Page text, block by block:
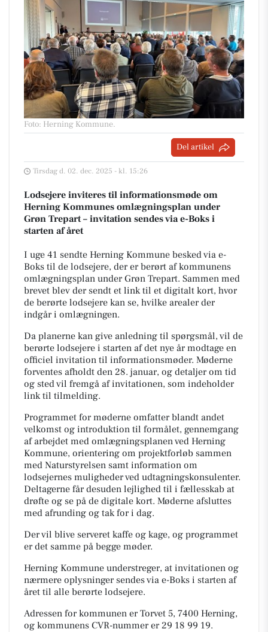
Foto: Herning Kommune.
Del artikel
Tirsdag d. 02. dec. 2025 - kl. 15:26
Lodsejere inviteres til informationsmøde om
Herning Kommunes omlægningsplan under
Grøn Trepart – invitation sendes via e-Boks i
starten af året
I uge 41 sendte Herning Kommune besked via e-
Boks til de lodsejere, der er berørt af kommunens
omlægningsplan under Grøn Trepart. Sammen med
brevet blev der sendt et link til et digitalt kort, hvor
de berørte lodsejere kan se, hvilke arealer der
indgår i omlægningen.
Da planerne kan give anledning til spørgsmål, vil de
berørte lodsejere i starten af det nye år modtage en
officiel invitation til informationsmøder. Møderne
forventes afholdt den 28. januar, og detaljer om tid
og sted vil fremgå af invitationen, som indeholder
link til tilmelding.
Programmet for møderne omfatter blandt andet
velkomst og introduktion til formålet, gennemgang
af arbejdet med omlægningsplanen ved Herning
Kommune, orientering om projektforløb sammen
med Naturstyrelsen samt information om
lodsejernes muligheder ved udtagningskonsulenter.
Deltagerne får desuden lejlighed til i fællesskab at
drøfte og se på de digitale kort. Møderne afsluttes
med afrunding og tak for i dag.
Der vil blive serveret kaffe og kage, og programmet
er det samme på begge møder.
Herning Kommune understreger, at invitationen og
nærmere oplysninger sendes via e-Boks i starten af
året til alle berørte lodsejere.
Adressen for kommunen er Torvet 5, 7400 Herning,
og kommunens CVR-nummer er 29 18 99 19.